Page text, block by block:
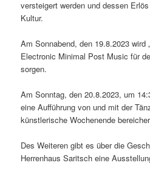
versteigert werden und dessen
Kultur.
Am Sonnabend, den 19.8.2023 wird
Electronic Minimal Post Music für
sorgen.
Am Sonntag, den 20.8.2023, um
eine Aufführung von und mit der
künstlerische Wochenende
Des Weiteren gibt es über die
Herrenhaus Saritsch eine